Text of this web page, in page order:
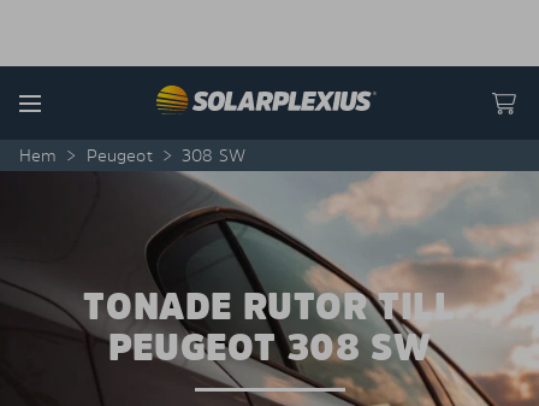
Menu
Hem > Peugeot > 308 SW
TONADE RUTOR TILL
PEUGEOT 308 SW